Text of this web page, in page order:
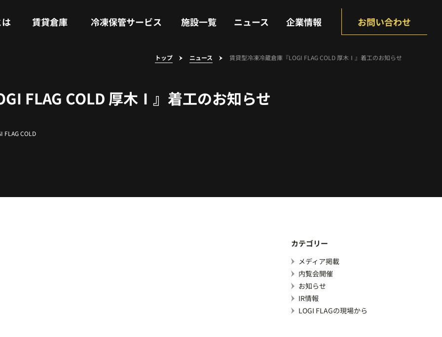
賃貸倉庫 冷凍保管サービス 施設一覧 ニュース 企業情報 お問い合わせ
トップ ニュース 賃貸型冷凍冷蔵倉庫『LOGI FLAG COLD 厚木Ⅰ』着工のお知らせ
FLAG COLD 厚木Ⅰ』着工のお知らせ
FLAG COLD
カテゴリー
メディア掲載
内覧会開催
お知らせ
IR情報
LOGI FLAGの現場から